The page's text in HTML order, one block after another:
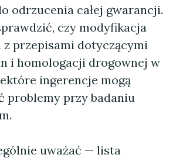
odrzucenia całej gwarancji.
czy modyfikacja
z przepisami dotyczącymi
i homologacji drogownej w
ingerencje mogą
problemy przy badaniu
uważać — lista